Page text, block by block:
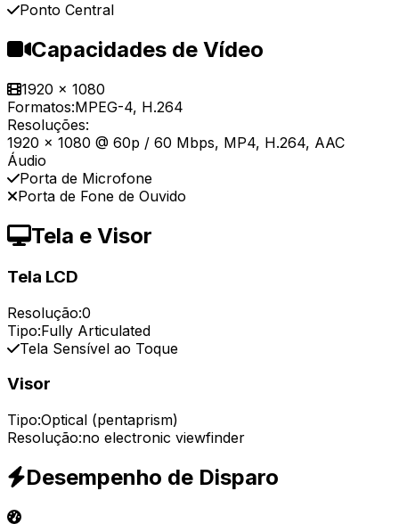
Ponto Central
Capacidades de Vídeo
1920 x 1080
Formatos:MPEG-4, H.264
Resoluções:
1920 x 1080 @ 60p / 60 Mbps, MP4, H.264, AAC
Áudio
Porta de Microfone
Porta de Fone de Ouvido
Tela e Visor
Tela LCD
Resolução:0
Tipo:Fully Articulated
Tela Sensível ao Toque
Visor
Tipo:Optical (pentaprism)
Resolução:no electronic viewfinder
Desempenho de Disparo